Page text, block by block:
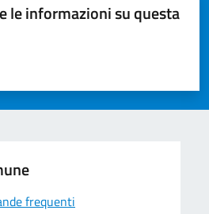
le informazioni su questa
stelle su 5
su 5
5
frequenti